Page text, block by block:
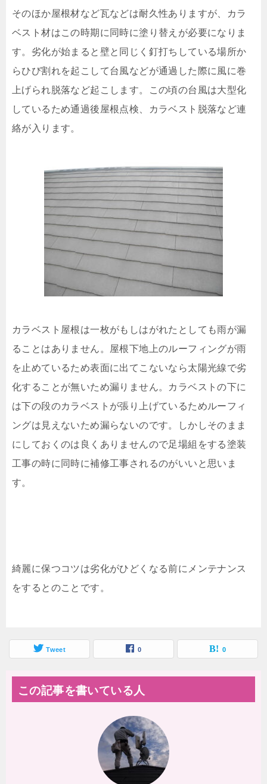
そのほか屋根材など瓦などは耐久性ありますが、カラ
ベスト材はこの時期に同時に塗り替えが必要になりま
す。劣化が始まると壁と同じく釘打ちしている場所か
らひび割れを起こして台風などが通過した際に風に巻
上げられ脱落など起こします。この頃の台風は大型化
しているため通過後屋根点検、カラベスト脱落など連
絡が入ります。
カラベスト屋根は一枚がもしはがれたとしても雨が漏
ることはありません。屋根下地上のルーフィングが雨
を止めているため表面に出てこないなら太陽光線で劣
化することが無いため漏りません。カラベストの下に
は下の段のカラベストが張り上げているためルーフィ
ングは見えないため漏らないのです。しかしそのまま
にしておくのは良くありませんので足場組をする塗装
工事の時に同時に補修工事されるのがいいと思いま
す。
綺麗に保つコツは劣化がひどくなる前にメンテナンス
をするとのことです。
Tweet 0 0
この記事を書いている人